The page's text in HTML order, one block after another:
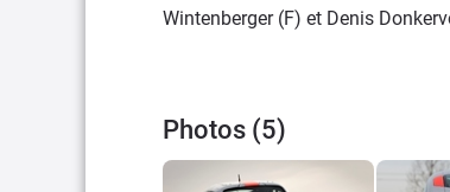
Wintenberger (F) et Denis
Photos (5)